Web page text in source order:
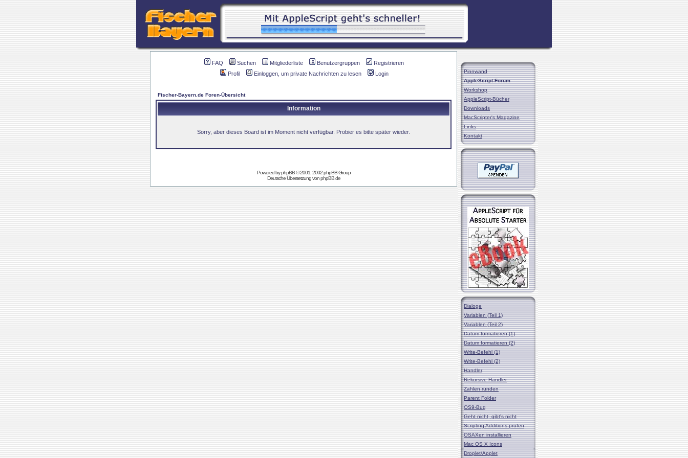
FAQ Suchen Mitgliederliste Benutzergruppen
Registrieren
Profil
Einloggen, um private Nachrichten zu lesen Login
Fischer-Bayern.de Foren-Übersicht
Information
Sorry, aber dieses Board ist im Moment nicht verfügbar. Probier es bitte später wieder.
Powered byphpBB© 2001, 2002 phpBB Group
Deutsche Übersetzung vonphpBB.de
Pinnwand
AppleScript-Forum
Workshop
AppleScript-Bücher
Downloads
MacScripter's Magazine
Links
Kontakt
Dialoge
Variablen (Teil 1)
Variablen (Teil 2)
Datum formatieren (1)
Datum formatieren (2)
Write-Befehl (1)
Write-Befehl (2)
Handler
Rekursive Handler
Zahlen runden
Parent Folder
OS9-Bug
Geht nicht, gibt's nicht
Scripting Additions prüfen
OSAXen installieren
Mac OS X Icons
Droplet/Applet